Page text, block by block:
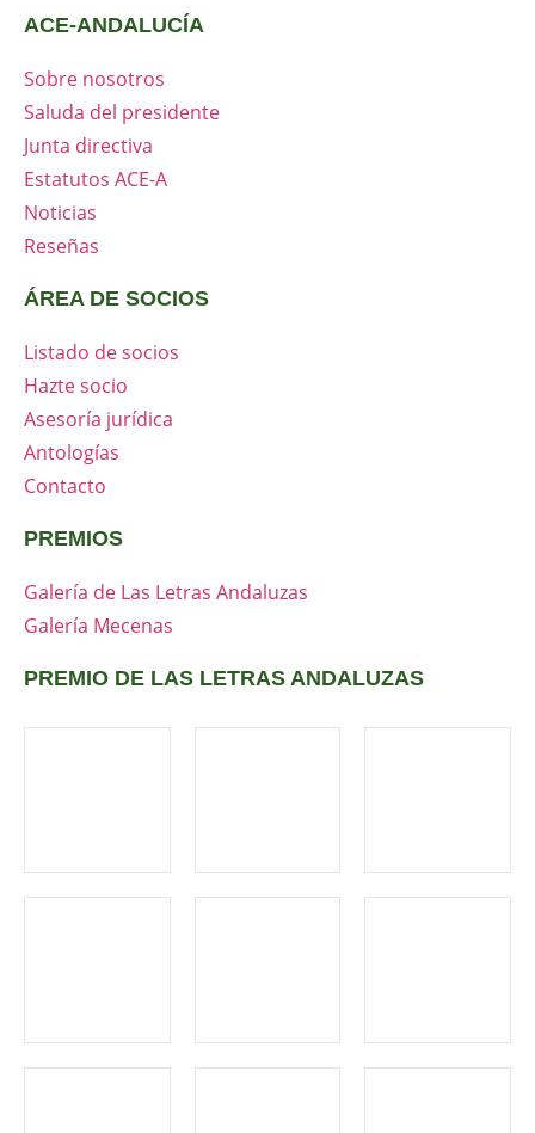
ACE-ANDALUCÍA
Sobre nosotros
Saluda del presidente
Junta directiva
Estatutos ACE-A
Noticias
Reseñas
ÁREA DE SOCIOS
Listado de socios
Hazte socio
Asesoría jurídica
Antologías
Contacto
PREMIOS
Galería de Las Letras Andaluzas
Galería Mecenas
PREMIO DE LAS LETRAS ANDALUZAS